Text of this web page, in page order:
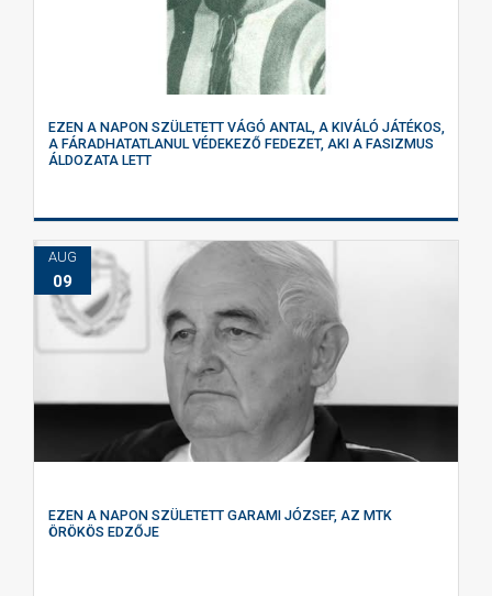
EZEN A NAPON SZÜLETETT VÁGÓ ANTAL, A KIVÁLÓ JÁTÉKOS,
A FÁRADHATATLANUL VÉDEKEZŐ FEDEZET, AKI A FASIZMUS
ÁLDOZATA LETT
AUG
09
EZEN A NAPON SZÜLETETT GARAMI JÓZSEF, AZ MTK
ÖRÖKÖS EDZŐJE